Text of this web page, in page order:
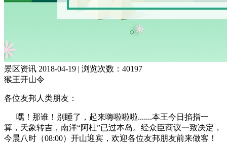
景区资讯 2018-04-19 | 浏览次数：40197
猴王开山令
各位友邦人类朋友：
嘿！那谁！别睡了，起来嗨啦啦啦.......本王今日掐指一
算，天象转吉，南洋“阿杜”已过本岛。经众臣商议一致决定，
今晨八时（08:00）开山迎宾，欢迎各位友邦朋友前来做客！